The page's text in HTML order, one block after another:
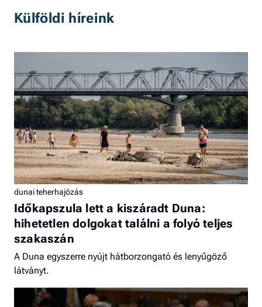
Külföldi híreink
dunai teherhajózás
Időkapszula lett a kiszáradt Duna:
hihetetlen dolgokat találni a folyó teljes
szakaszán
A Duna egyszerre nyújt hátborzongató és lenyűgöző
látványt.